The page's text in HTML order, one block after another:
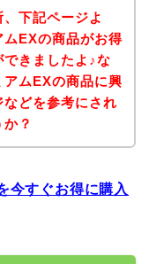
下記ページよ
ムEXの商品がお得
きましたよ♪な
ムEXの商品に興
どを参考にされ
？
今すぐお得に購入